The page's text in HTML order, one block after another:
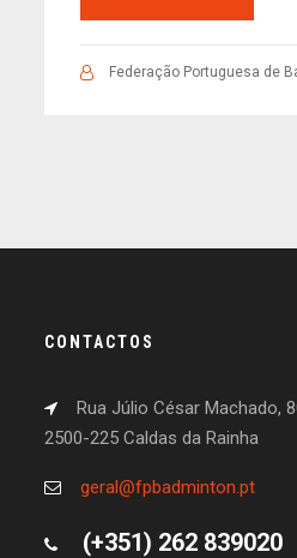
Federação Portuguesa de
CONTACTOS
Rua Júlio César Machado,
2500-225 Caldas da Rainha
geral@fpbadminton.pt
(+351) 262 839020